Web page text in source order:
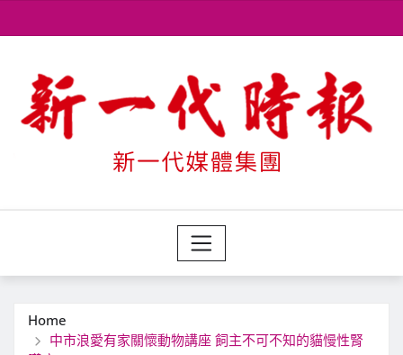
to
Home
中市浪愛有家關懷動物講座 飼主不可不知的貓慢性腎